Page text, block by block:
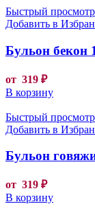
Быстрый просмотр
Добавить в
Бульон бекон
от 319 ₽
В корзину
Быстрый просмотр
Добавить в
Бульон
от 319 ₽
В корзину